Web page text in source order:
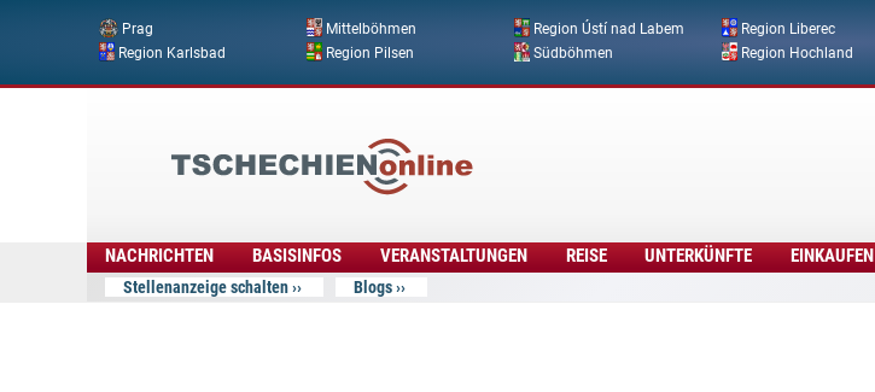
Direkt zum Inhalt
Prag Mittelböhmen Region Ústí nad Labem Region Liberec
Region Karlsbad
Region Pilsen Südböhmen Region Hochland
Online
NACHRICHTEN BASISINFOS VERANSTALTUNGEN REISE UNTERKÜNFTE EINKAUFEN
Stellenanzeige schalten Blogs